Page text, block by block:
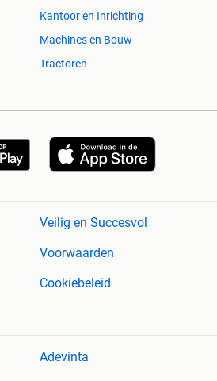
Kantoor en Inrichting
Machines en Bouw
Tractoren
Veilig en Succesvol
Voorwaarden
Cookiebeleid
Adevinta